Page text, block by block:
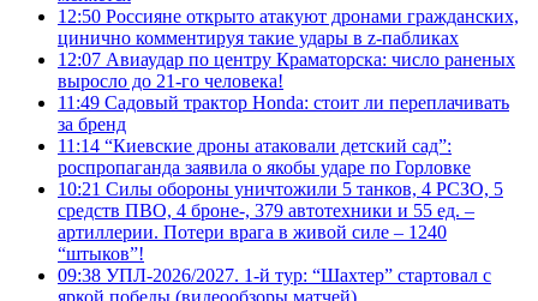
12:50 Россияне открыто атакуют дронами гражданских,
цинично комментируя такие удары в z-пабликах
12:07 Авиаудар по центру Краматорска: число раненых
выросло до 21-го человека!
11:49 Садовый трактор Honda: стоит ли переплачивать
за бренд
11:14 “Киевские дроны атаковали детский сад”:
роспропаганда заявила о якобы ударе по Горловке
10:21 Силы обороны уничтожили 5 танков, 4 РСЗО, 5
средств ПВО, 4 броне-, 379 автотехники и 55 ед. –
артиллерии. Потери врага в живой силе – 1240
“штыков”!
09:38 УПЛ-2026/2027. 1-й тур: “Шахтер” стартовал с
яркой победы (видеообзоры матчей)